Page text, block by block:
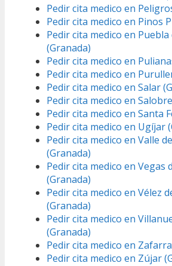
Pedir cita medico en
Pedir cita medico en Pinos
Pedir cita medico en
(Granada)
Pedir cita medico en
Pedir cita medico en
Pedir cita medico en Salar
Pedir cita medico en
Pedir cita medico en Santa
Pedir cita medico en Ugíjar
Pedir cita medico en Valle
(Granada)
Pedir cita medico en Vegas
(Granada)
Pedir cita medico en Vélez
(Granada)
Pedir cita medico en
(Granada)
Pedir cita medico en
Pedir cita medico en Zújar